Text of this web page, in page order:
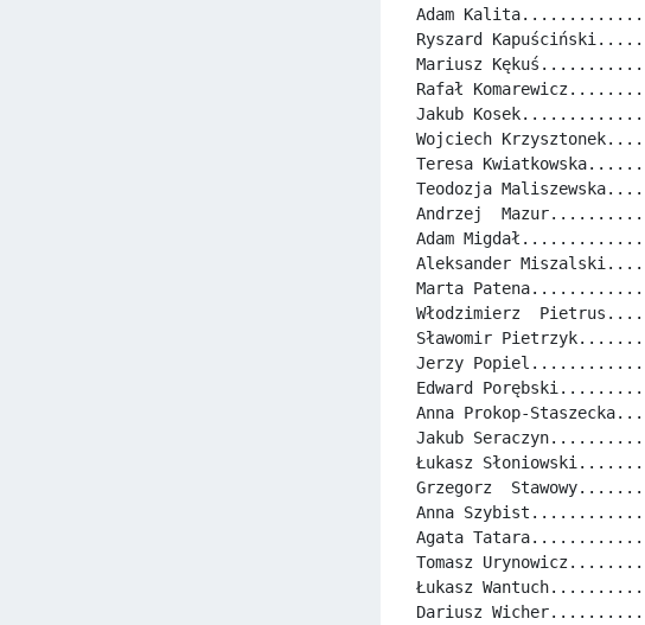
Adam
Ryszard
Mariusz
Rafał
Jakub
Wojciech
Teresa
Teodozja
Andrzej
Adam
Aleksander
Marta
Włodzimierz
Sławomir
Jerzy
Edward
Anna Prokop-
Jakub
Łukasz
Grzegorz
Anna
Agata
Tomasz
Łukasz
Dariusz